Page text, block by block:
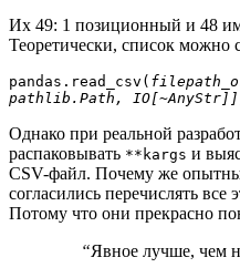
Их 49: 1 позиционный и 48
Теоретически, список можно
pandas.read_csv(
pathlib.Path,
Однако при реальной
распаковывать **kargs и
CSV-файл. Почему же
согласились перечислять
Потому что они прекрасно
“Явное лучше, чем